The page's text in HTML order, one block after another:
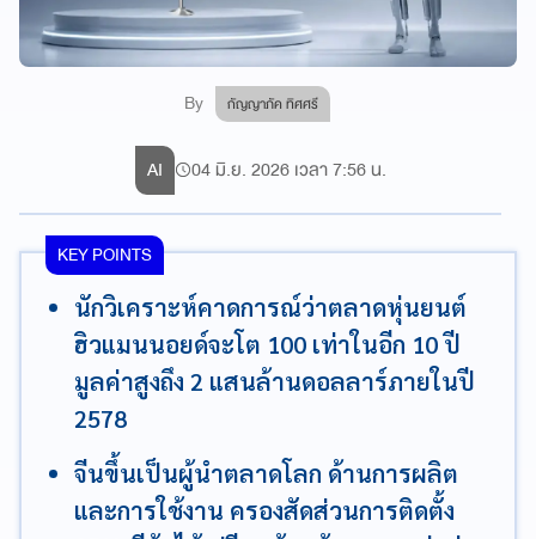
By กัญญาภัค ทิศศรี
AI 04 มิ.ย. 2026 เวลา 7:56 น.
KEY POINTS
นักวิเคราะห์คาดการณ์ว่าตลาดหุ่นยนต์
ฮิวแมนนอยด์จะโต 100 เท่าในอีก 10 ปี
มูลค่าสูงถึง 2 แสนล้านดอลลาร์ภายในปี
2578
จีนขึ้นเป็นผู้นำตลาดโลก ด้านการผลิต
และการใช้งาน ครองสัดส่วนการติดตั้ง